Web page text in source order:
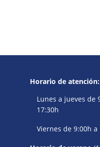
Horario de atención:
Lunes a jueves de
17:30h
Viernes de 9:00h a